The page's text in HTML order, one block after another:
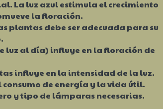
La luz azul estimula el crecimiento
la floración.
plantas debe ser adecuada para su
luz al día) influye en la floración de
influye en la intensidad de la luz.
de energía y la vida útil.
y tipo de lámparas necesarias.